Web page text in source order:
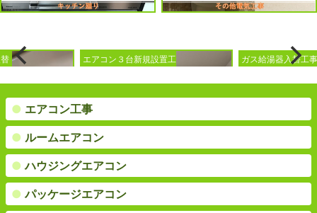
エアコン３台新規設置工
ガス給湯器入替工事
● エアコン工事
● ルームエアコン
●ハウジングエアコン
●パッケージエアコン